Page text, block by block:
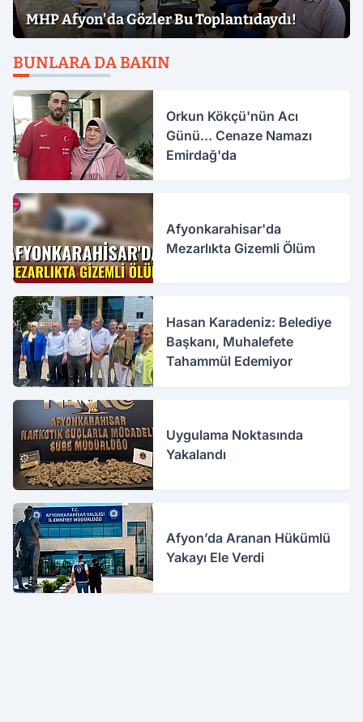
MHP Afyon'da Gözler Bu Toplantıdaydı!
BUNLARA DA BAKIN
Orkun Kökçü'nün Acı
Günü... Cenaze Namazı
Emirdağ'da
Afyonkarahisar'da
Mezarlıkta Gizemli Ölüm
Hasan Karadeniz: Belediye
Başkanı, Muhalefete
Tahammül Edemiyor
Uygulama Noktasında
Yakalandı
Afyon’da Aranan Hükümlü
Yakayı Ele Verdi